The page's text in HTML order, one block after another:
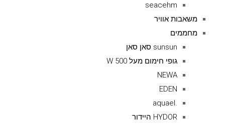
seacehm
משאבות אוויר
מחממים
sunsun סאן סאן
גופי חימום מעל 500 W
NEWA
EDEN
.aquael
HYDOR היידור